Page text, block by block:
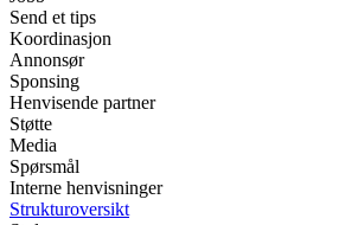
Send et tips
Koordinasjon
Annonsør
Sponsing
Henvisende partner
Støtte
Media
Spørsmål
Interne henvisninger
Strukturoversikt